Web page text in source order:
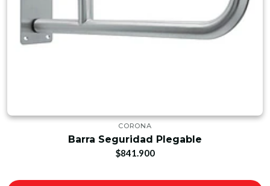
CORONA
Barra Seguridad Plegable
$841.900